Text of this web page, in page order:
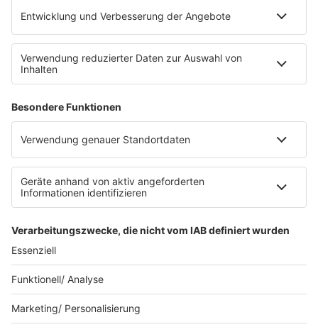
Nutzungsbedingungen
Stromvergleich
Werbung buchen
Moderatoren buchen